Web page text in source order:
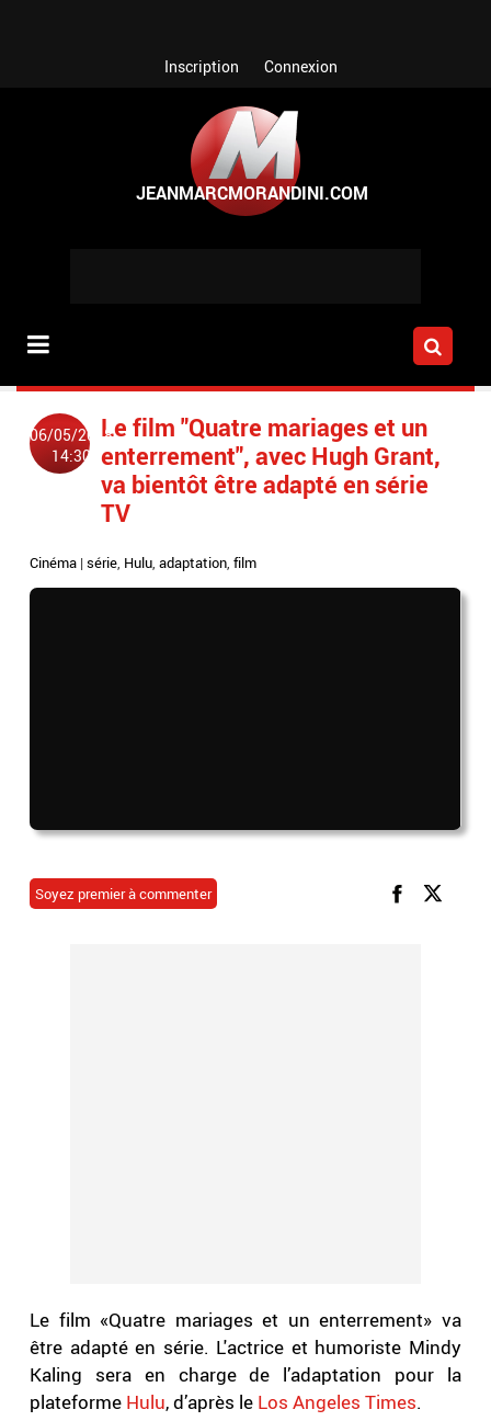
Inscription Connexion
06/05/2018
14:30
Le film "Quatre mariages et un
enterrement", avec Hugh Grant,
va bientôt être adapté en série
TV
Cinéma |série, Hulu,adaptation,film
Soyez premier à commenter
Le film «Quatre mariages et un enterrement» va
être adapté en série. L'actrice et humoriste Mindy
Kaling sera en charge de l’adaptation pour la
plateforme Hulu, d’après le Los Angeles Times.